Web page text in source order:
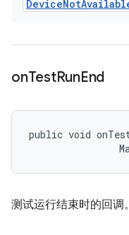
DeviceNot
onTestRunEnd
public void
测试运行结束时的回调